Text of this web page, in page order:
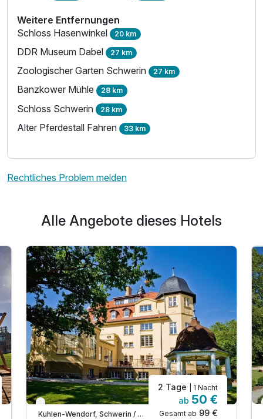
Weitere Entfernungen
Schloss Hasenwinkel 20 km
DDR Museum Dabel 27 km
Zoologischer Garten Schwerin 27 km
Banzkower Mühle 28 km
Schloss Schwerin 28 km
Alter Pferdestall Fahren 33 km
Rechtliches Problem melden
Alle Angebote dieses Hotels
Verfügbar bis Dezember
Kuhlen-Wendorf, Schwerin / Westmecklenburg
2 Tage | 1 Nacht
ab 50 €
Gesamt ab 99 €